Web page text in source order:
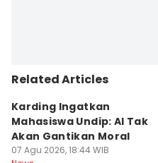
Related Articles
Karding Ingatkan
Mahasiswa Undip: AI Tak
Akan Gantikan Moral
07 Agu 2026, 18:44 WIB